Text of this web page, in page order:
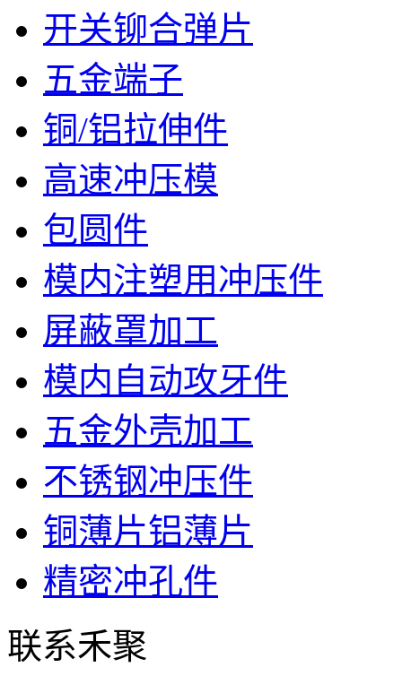
开关铆合弹片
五金端子
铜/铝拉伸件
高速冲压模
包圆件
模内注塑用冲压件
屏蔽罩加工
模内自动攻牙件
五金外壳加工
不锈钢冲压件
铜薄片铝薄片
精密冲孔件
联系禾聚